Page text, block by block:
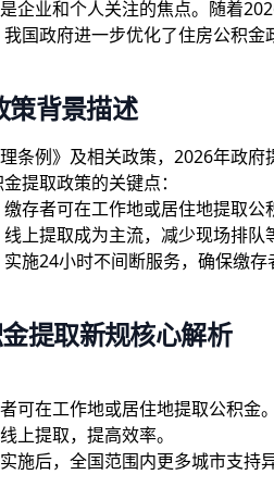
企业和个人关注的焦点。随着
国政府进一步优化了住房公积
策背景描述
条例》及相关政策，2026年政
提取政策的关键点：
存者可在工作地或居住地提取公
上提取成为主流，减少现场排队
施24小时不间断服务，确保缴存
提取新规核心解析
可在工作地或居住地提取公积金。
上提取，提高效率。
施后，全国范围内更多城市支持